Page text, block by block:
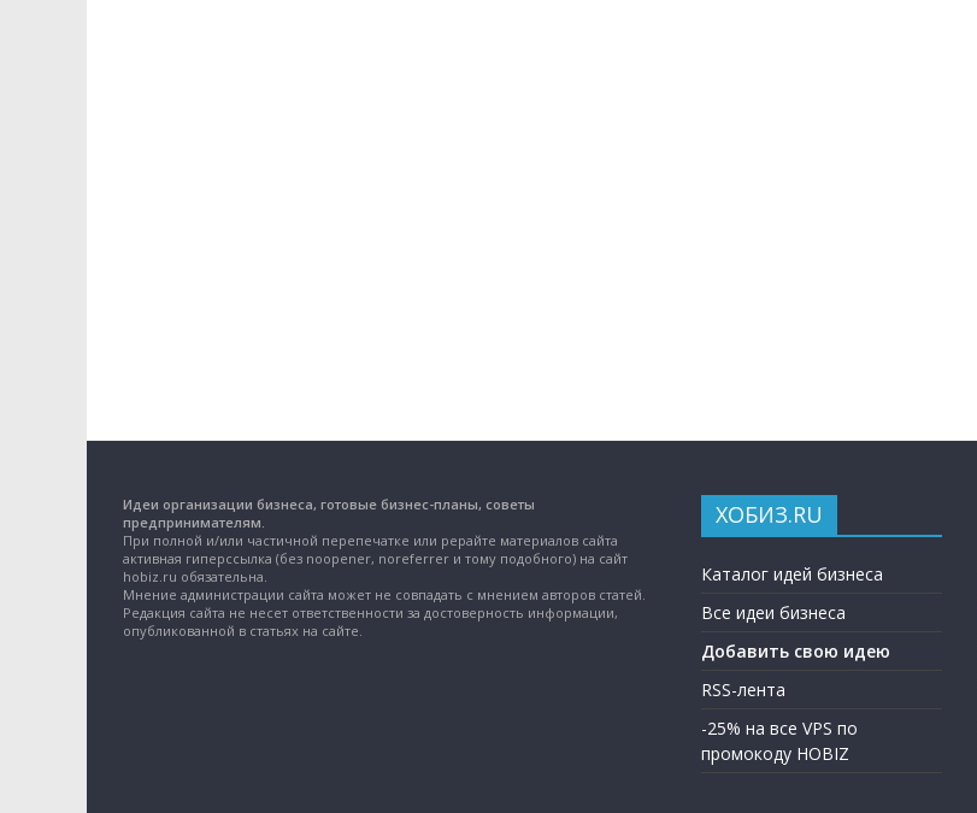
Идеи организации бизнеса, готовые бизнес-планы, советы
предпринимателям.
При полной и/или частичной перепечатке или рерайте материалов сайта
активная гиперссылка (без noopener, noreferrer и тому подобного) на сайт
hobiz.ru обязательна.
Мнение администрации сайта может не совпадать с мнением авторов статей.
Редакция сайта не несет ответственности за достоверность информации,
опубликованной в статьях на сайте.
ХОБИЗ.RU
Каталог идей бизнеса
Все идеи бизнеса
Добавить свою идею
RSS-лента
-25% на все VPS по
промокоду HOBIZ